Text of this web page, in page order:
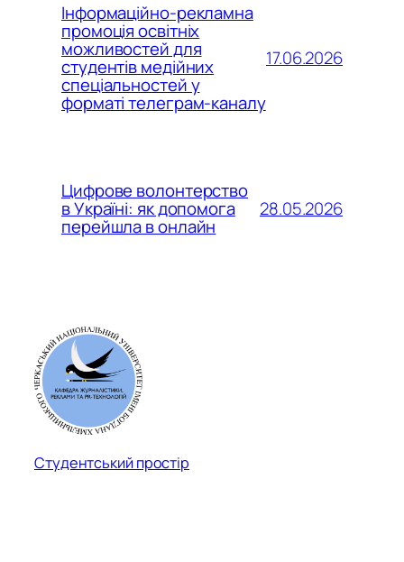
Інформаційно-рекламна
промоція освітніх
можливостей для
студентів медійних
спеціальностей у
форматі телеграм-каналу
17.06.2026
Цифрове волонтерство
в Україні: як допомога
перейшла в онлайн
28.05.2026
Студентський простір